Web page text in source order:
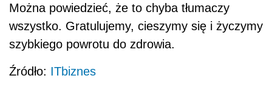
Można powiedzieć, że to chyba tłumaczy
wszystko. Gratulujemy, cieszymy się i życzymy
szybkiego powrotu do zdrowia.
Źródło: ITbiznes